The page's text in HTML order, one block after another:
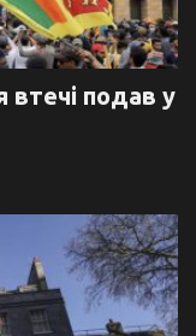
втечі подав у